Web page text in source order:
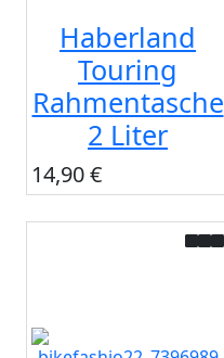
Haberland
Touring
Rahmentasche
2 Liter
14,90 €